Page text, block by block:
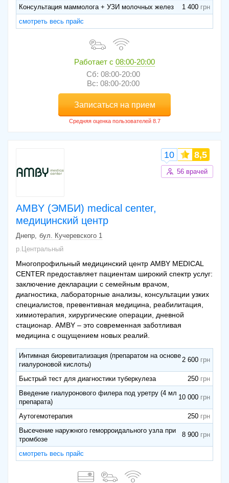
Консультация маммолога + УЗИ молочных желез
1 400
смотреть весь прайс
Работает с 08:00-20:00
Сб: 08:00-20:00
Вс: 08:00-20:00
Записаться на прием
AMBY (ЭМБИ) medical center,
медицинский центр
10 8,5
56 врачей
Днепр бул. Кучеревского 1
р.Центральный
Многопрофильный медицинский центр AMBY MEDICAL
CENTER предоставляет пациентам широкий спектр услуг:
заключение декларации с семейным врачом,
диагностика, лабораторные анализы, консультации узких
специалистов, превентивная медицина, реабилитация,
химиотерапия, хирургические операции, дневной
стационар. AMBY – это современная заботливая
медицина с ощущением новых реалий.
Интимная биоревитализация (препаратом на основе
гиалуроновой кислоты)
2 600
Быстрый тест для диагностики туберкулеза
250
Введение гиалуронового филера под уретру (4 мл
препарата)
10 000
Аутогемотерапия
250
Высечение наружного геморроидального узла при
тромбозе
8 900
смотреть весь прайс